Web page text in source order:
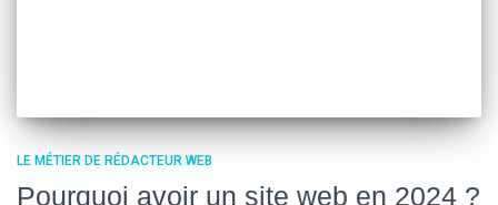
LE MÉTIER DE RÉDACTEUR WEB
Pourquoi avoir un site web en 2024 ?